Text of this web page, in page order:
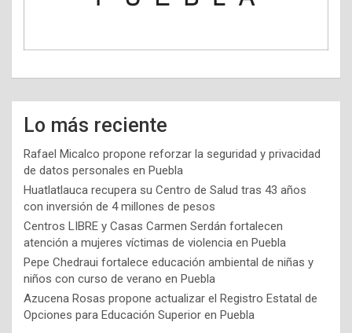
Lo más reciente
Rafael Micalco propone reforzar la seguridad y privacidad
de datos personales en Puebla
Huatlatlauca recupera su Centro de Salud tras 43 años
con inversión de 4 millones de pesos
Centros LIBRE y Casas Carmen Serdán fortalecen
atención a mujeres víctimas de violencia en Puebla
Pepe Chedraui fortalece educación ambiental de niñas y
niños con curso de verano en Puebla
Azucena Rosas propone actualizar el Registro Estatal de
Opciones para Educación Superior en Puebla